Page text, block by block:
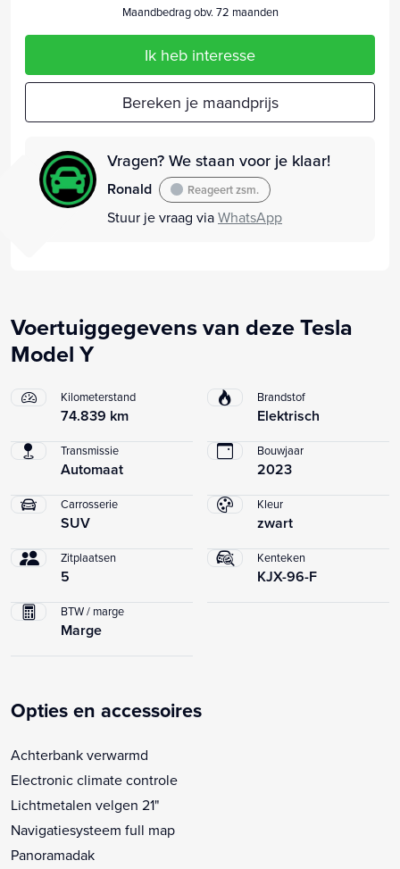
Maandbedrag obv. 72 maanden
Ik heb interesse
Bereken je maandprijs
Vragen? We staan voor je klaar!
Ronald Reageert zsm.
Stuur je vraag viaWhatsApp
Voertuiggegevens van deze Tesla
Model Y
Kilometerstand
74.839 km
Brandstof
Elektrisch
Transmissie
Automaat
Bouwjaar
2023
Carrosserie
SUV
Kleur
zwart
Zitplaatsen
5
Kenteken
KJX-96-F
BTW / marge
Marge
Opties en accessoires
Achterbank verwarmd
Electronic climate controle
Lichtmetalen velgen 21"
Navigatiesysteem full map
Panoramadak